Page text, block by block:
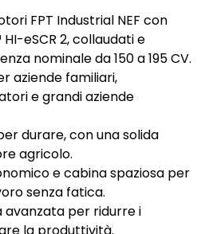
FPT Industrial NEF con
eSCR 2, collaudati e
nominale da 150 a 195 CV.
aziende familiari,
e grandi aziende
durare, con una solida
agricolo.
e cabina spaziosa per
senza fatica.
avanzata per ridurre i